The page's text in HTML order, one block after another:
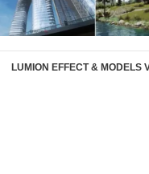
LUMION EFFECT & MODELS